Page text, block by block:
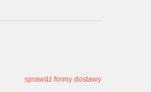
sprawdź formy dostawy